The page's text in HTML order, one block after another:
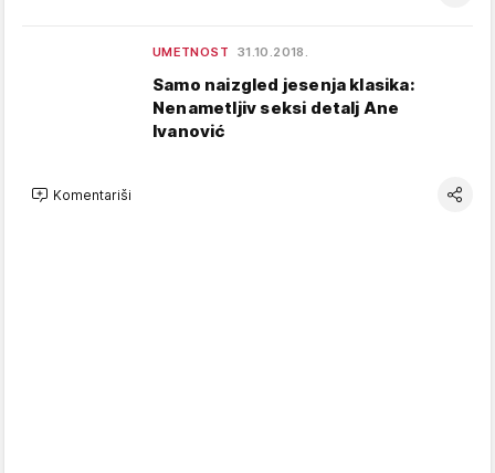
UMETNOST 31.10.2018.
Samo naizgled jesenja klasika:
Nenametljiv seksi detalj Ane
Ivanović
Komentariši